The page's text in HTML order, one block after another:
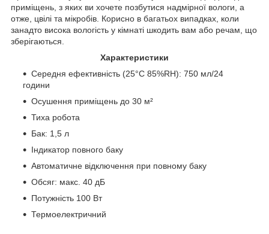
приміщень, з яких ви хочете позбутися надмірної вологи, а
отже, цвілі та мікробів. Корисно в багатьох випадках, коли
занадто висока вологість у кімнаті шкодить вам або речам, що
зберігаються.
Характеристики
Середня ефективність (25°C 85%RH): 750 мл/24
години
Осушення приміщень до 30 м²
Тиха робота
Бак: 1,5 л
Індикатор повного баку
Автоматичне відключення при повному баку
Обсяг: макс. 40 дБ
Потужність 100 Вт
Термоелектричний